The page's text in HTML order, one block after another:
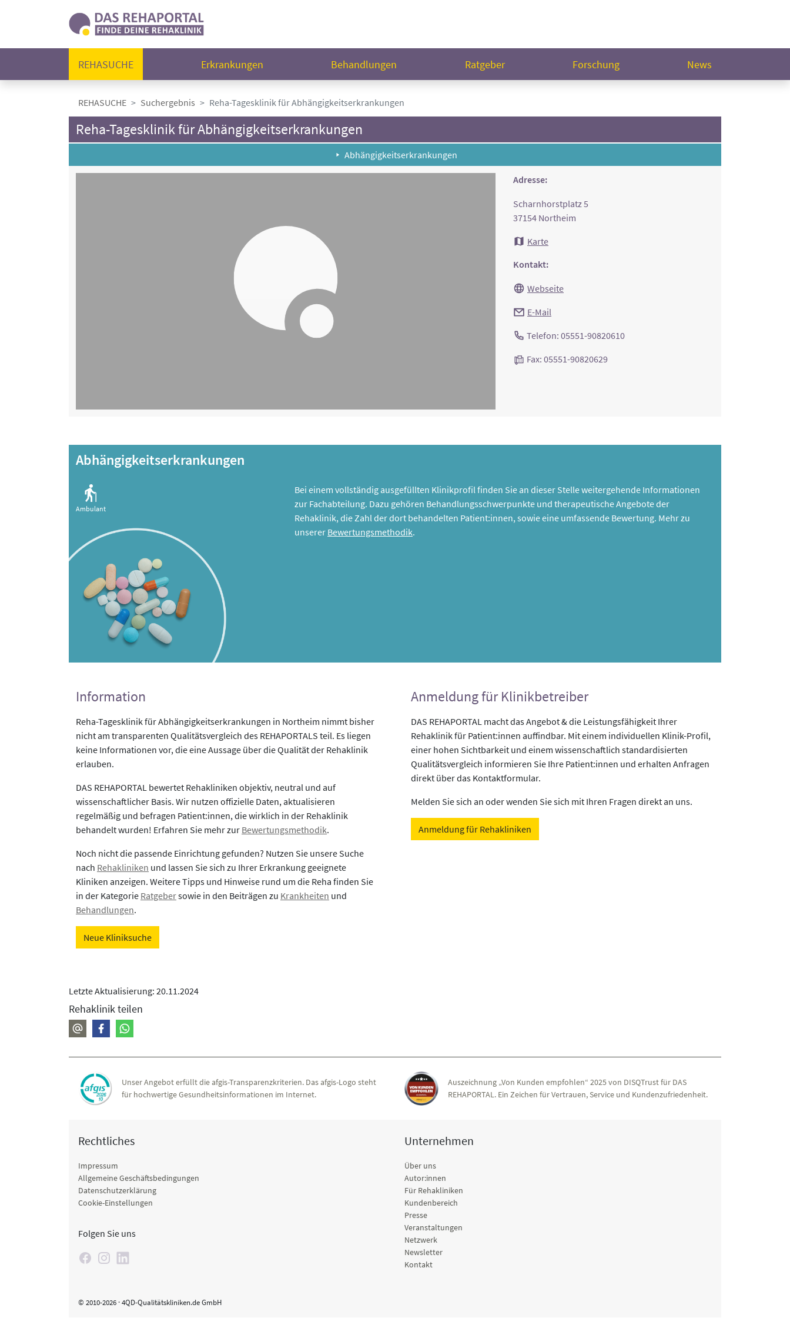
REHASUCHE Erkrankungen Behandlungen Ratgeber Forschung News
REHASUCHE Suchergebnis Reha-Tagesklinik für Abhängigkeitserkrankungen
Reha-Tagesklinik für Abhängigkeitserkrankungen
Abhängigkeitserkrankungen
Adresse:
Scharnhorstplatz 5
37154 Northeim
Karte
Kontakt:
Webseite
E-Mail
Telefon: 05551-90820610
Fax: 05551-90820629
Abhängigkeitserkrankungen
Ambulant
Bei einem vollständig ausgefüllten Klinikprofil finden Sie an dieser Stelle weitergehende Informationen
zur Fachabteilung. Dazu gehören Behandlungsschwerpunkte und therapeutische Angebote der
Rehaklinik, die Zahl der dort behandelten Patient:innen, sowie eine umfassende Bewertung. Mehr zu
unserer Bewertungsmethodik.
Information
Reha-Tagesklinik für Abhängigkeitserkrankungen in Northeim nimmt bisher
nicht am transparenten Qualitätsvergleich des REHAPORTALS teil. Es liegen
keine Informationen vor, die eine Aussage über die Qualität der Rehaklinik
erlauben.
DAS REHAPORTAL bewertet Rehakliniken objektiv, neutral und auf
wissenschaftlicher Basis. Wir nutzen offizielle Daten, aktualisieren
regelmäßig und befragen Patient:innen, die wirklich in der Rehaklinik
behandelt wurden! Erfahren Sie mehr zur Bewertungsmethodik.
Noch nicht die passende Einrichtung gefunden? Nutzen Sie unsere Suche
nach Rehakliniken und lassen Sie sich zu Ihrer Erkrankung geeignete
Kliniken anzeigen. Weitere Tipps und Hinweise rund um die Reha finden Sie
in der Kategorie Ratgebersowie in den Beiträgen zu Krankheiten und
Behandlungen.
Neue Kliniksuche
Anmeldung für Klinikbetreiber
DAS REHAPORTAL macht das Angebot & die Leistungsfähigkeit Ihrer
Rehaklinik für Patient:innen auffindbar. Mit einem individuellen Klinik-Profil,
einer hohen Sichtbarkeit und einem wissenschaftlich standardisierten
Qualitätsvergleich informieren Sie Ihre Patient:innen und erhalten Anfragen
direkt über das Kontaktformular.
Melden Sie sich an oder wenden Sie sich mit Ihren Fragen direkt an uns.
Anmeldung für Rehakliniken
Letzte Aktualisierung: 20.11.2024
Rehaklinik teilen
Unser Angebot erfüllt die afgis-Transparenzkriterien. Das afgis-Logo steht
für hochwertige Gesundheitsinformationen im Internet.
Auszeichnung „Von Kunden empfohlen“ 2025 von DISQTrust für DAS
REHAPORTAL. Ein Zeichen für Vertrauen, Service und Kundenzufriedenheit.
Rechtliches
Impressum
Allgemeine Geschäftsbedingungen
Datenschutzerklärung
Cookie-Einstellungen
Folgen Sie uns
Unternehmen
Über uns
Autor:innen
Für Rehakliniken
Kundenbereich
Presse
Veranstaltungen
Netzwerk
Newsletter
Kontakt
© 2010-2026 · 4QD-Qualitätskliniken.de GmbH